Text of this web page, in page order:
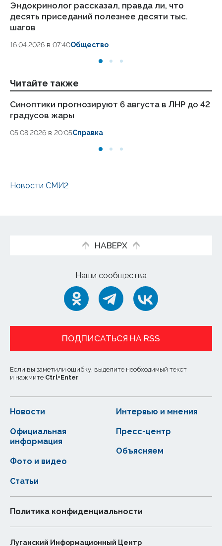
Эндокринолог рассказал, правда ли, что
десять приседаний полезнее десяти тыс.
шагов
16.04.2026 в 07:40Общество
Читайте также
Синоптики прогнозируют 6 августа в ЛНР до 42
градусов жары
05.08.2026 в 20:05Справка
Новости СМИ2
НАВЕРХ
Наши сообщества
ПОДПИСАТЬСЯ НА RSS
Если вы заметили ошибку, выделите необходимый текст
и нажмите Ctrl+Enter
Новости
Статьи
Официальная
информация
Интервью и мнения
Фото и видео
Пресс-центр
Объясняем
Политика конфиденциальности
Луганский Информационный Центр